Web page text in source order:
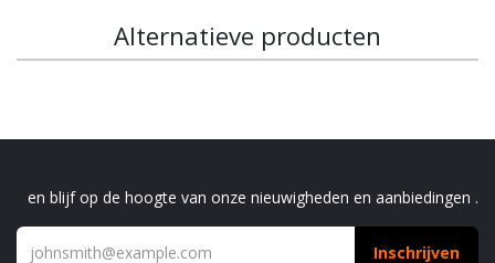
Alternatieve producten
en blijf op de hoogte van onze nieuwigheden en aanbiedingen .
Inschrijven